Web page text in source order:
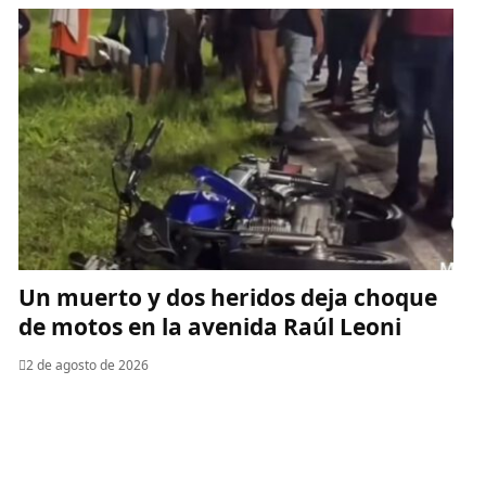
Un muerto y dos heridos deja choque
de motos en la avenida Raúl Leoni
2 de agosto de 2026